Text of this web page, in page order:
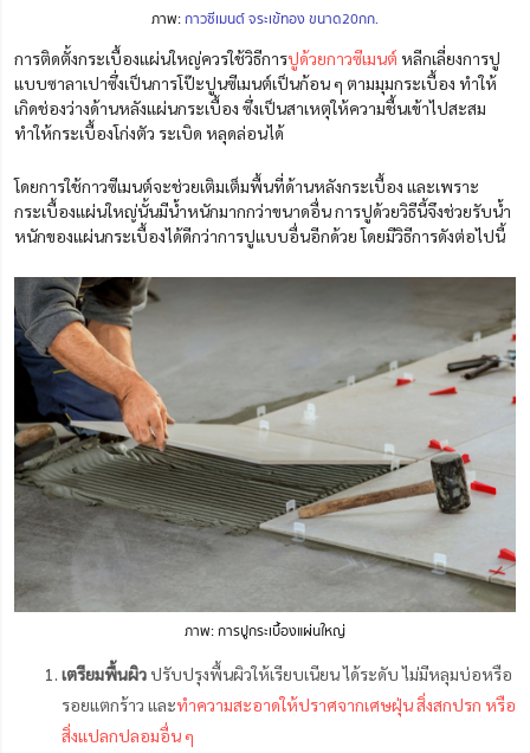
ภาพ:กาวซีเมนต์ จระเข้ทอง ขนาด20กก.
การติดตั้งกระเบื้องแผ่นใหญ่ควรใช้วิธีการปูด้วยกาวซีเมนต์ หลีกเลี่ยงการปู
แบบซาลาเปาซึ่งเป็นการโป๊ะปูนซีเมนต์เป็นก้อน ๆ ตามมุมกระเบื้อง ทำให้
เกิดช่องว่างด้านหลังแผ่นกระเบื้อง ซึ่งเป็นสาเหตุให้ความชื้นเข้าไปสะสม
ทำให้กระเบื้องโก่งตัว ระเบิด หลุดล่อนได้
โดยการใช้กาวซีเมนต์จะช่วยเติมเต็มพื้นที่ด้านหลังกระเบื้อง และเพราะ
กระเบื้องแผ่นใหญ่นั้นมีน้ำหนักมากกว่าขนาดอื่น การปูด้วยวิธีนี้จึงช่วยรับน้ำ
หนักของแผ่นกระเบื้องได้ดีกว่าการปูแบบอื่นอีกด้วย โดยมีวิธีการดังต่อไปนี้
ภาพ: การปูกระเบื้องแผ่นใหญ่
เตรียมพื้นผิว ปรับปรุงพื้นผิวให้เรียบเนียน ได้ระดับ ไม่มีหลุมบ่อหรือ
รอยแตกร้าว และทำความสะอาดให้ปราศจากเศษฝุ่น สิ่งสกปรก หรือ
สิ่งแปลกปลอมอื่น ๆ